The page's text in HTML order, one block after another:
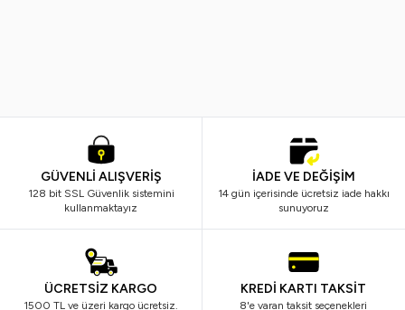
GÜVENLİ ALIŞVERİŞ
128 bit SSL Güvenlik sistemini
kullanmaktayız
İADE VE DEĞİŞİM
14 gün içerisinde ücretsiz iade hakkı
sunuyoruz
ÜCRETSİZ KARGO
1500 TL ve üzeri kargo ücretsiz.
KREDİ KARTI TAKSİT
8'e varan taksit seçenekleri